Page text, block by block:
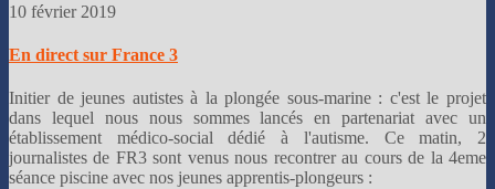
10 février 2019
En direct sur France 3
Initier de jeunes autistes à la plongée sous-marine : c'est le projet
dans lequel nous nous sommes lancés en partenariat avec un
établissement médico-social dédié à l'autisme. Ce matin, 2
journalistes de FR3 sont venus nous recontrer au cours de la 4eme
séance piscine avec nos jeunes apprentis-plongeurs :